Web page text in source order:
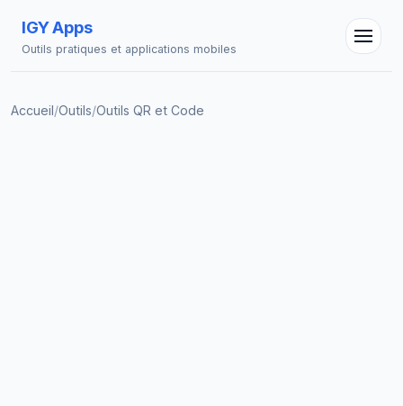
IGY Apps
Outils pratiques et applications mobiles
Accueil/Outils/Outils QR et Code